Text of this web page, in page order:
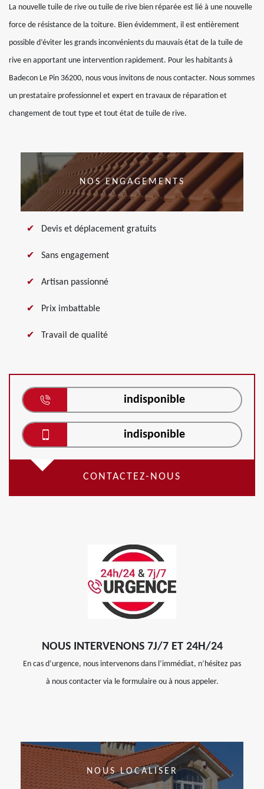
La nouvelle tuile de rive ou tuile de rive bien réparée est lié à une nouvelle
force de résistance de la toiture. Bien évidemment, il est entièrement
possible d’éviter les grands inconvénients du mauvais état de la tuile de
rive en apportant une intervention rapidement. Pour les habitants à
Badecon Le Pin 36200, nous vous invitons de nous contacter. Nous sommes
un prestataire professionnel et expert en travaux de réparation et
changement de tout type et tout état de tuile de rive.
NOS ENGAGEMENTS
Devis et déplacement gratuits
Sans engagement
Artisan passionné
Prix imbattable
Travail de qualité
indisponible
indisponible
CONTACTEZ-NOUS
NOUS INTERVENONS 7J/7 ET 24H/24
En cas d’urgence, nous intervenons dans l’immédiat, n’hésitez pas
à nous contacter via le formulaire ou à nous appeler.
NOUS LOCALISER